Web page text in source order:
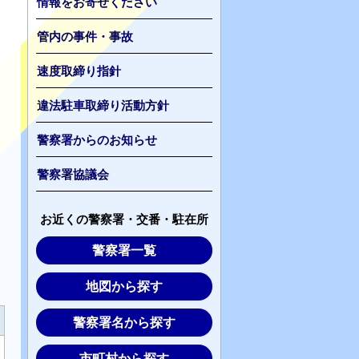
管内の事件・事故
速度取締り指針
違法駐車取締り活動方針
警察署からのお知らせ
警察署協議会
お近くの警察署・交番・駐在所
警察署一覧
地図から探す
警察署名から探す